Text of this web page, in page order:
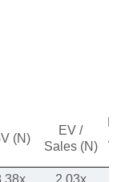
(N)
EV /
Sales (N)
/
2.03x